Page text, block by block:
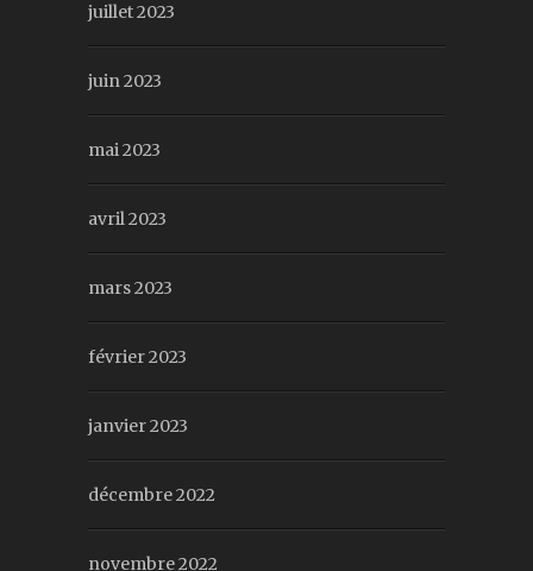
juillet 2023
juin 2023
mai 2023
avril 2023
mars 2023
février 2023
janvier 2023
décembre 2022
novembre 2022